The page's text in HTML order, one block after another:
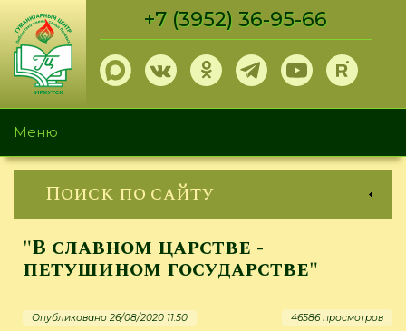
Перейти
основному
содержанию
+7 (3952) 36-95-66
Меню
Поиск по сайту
"В славном царстве -
петушином государстве"
Опубликовано 26/08/2020 11:50 46586 просмотров